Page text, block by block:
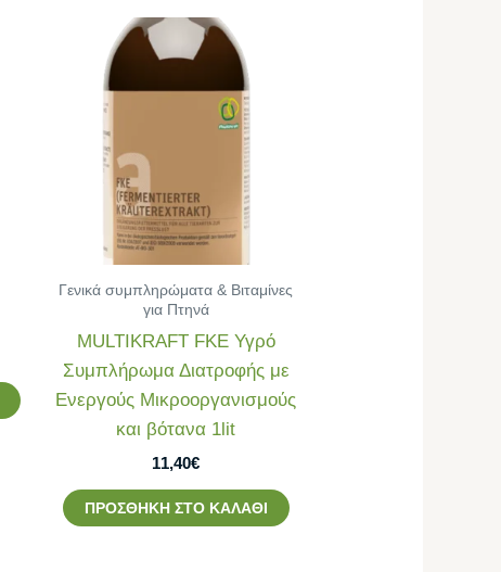
Γενικά συμπληρώματα & Βιταμίνες
για Πτηνά
MULTIKRAFT FΚE Υγρό
Συμπλήρωμα Διατροφής με
Ενεργούς Μικροοργανισμούς
και βότανα 1lit
11,40€
ΠΡΟΣΘΉΚΗ ΣΤΟ ΚΑΛΆΘΙ